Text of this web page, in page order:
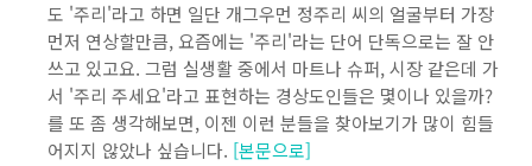
도 '주리'라고 하면 일단 개그우먼 정주리 씨의 얼굴부터 가장
먼저 연상할만큼, 요즘에는 '주리'라는 단어 단독으로는 잘 안
쓰고 있고요. 그럼 실생활 중에서 마트나 슈퍼, 시장 같은데 가
서 '주리 주세요'라고 표현하는 경상도인들은 몇이나 있을까?
를 또 좀 생각해보면, 이젠 이런 분들을 찾아보기가 많이 힘들
어지지 않았나 싶습니다. [본문으로]